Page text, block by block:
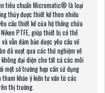
tiêu chuẩn Micromatic® là loại
thủy được thiết kế theo nhiều
cầu thiết kế của hệ thống chữa
PTFE, giúp thiết bị có thể
vẫn đảm bảo được yêu cầu về
đã vượt qua các thử nghiệm về
đại diện cho tất cả các môi
một số trường hợp cần sử dụng
khảo ý kiến tư vấn từ các
thị trường.